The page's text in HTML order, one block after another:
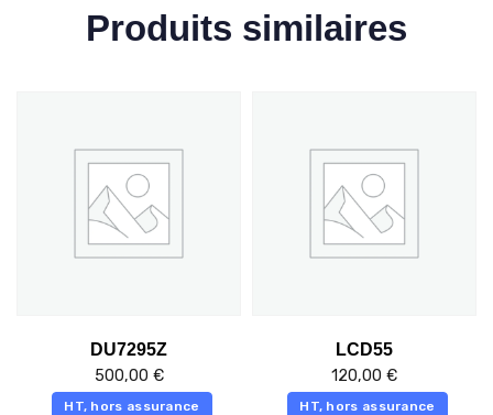
Produits similaires
DU7295Z
500,00 €
HT, hors assurance
LCD55
120,00 €
HT, hors assurance